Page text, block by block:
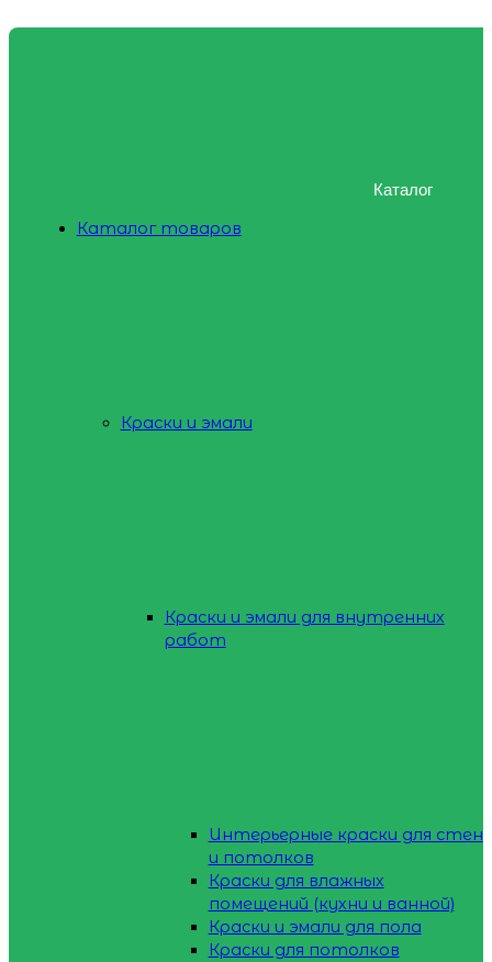
Каталог
Каталог товаров
Краски и эмали
Краски и эмали для внутренних
работ
Интерьерные краски для стен
и потолков
Краски для влажных
помещений (кухни и ванной)
Краски и эмали для пола
Краски для потолков